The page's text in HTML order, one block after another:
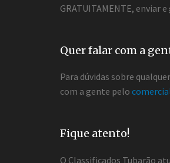
GRATUITAMENTE, enviar
Quer falar com a
Para dúvidas sobre
com a gente pelo
Fique atento!
O Classificados Tubarão